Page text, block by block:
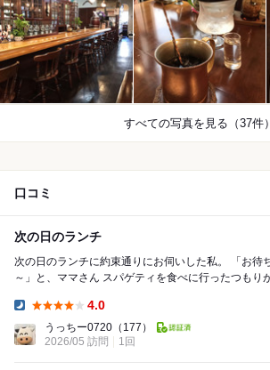
すべての写真を見る（37件）
口コミ
次の日のランチ
次の日のランチに約束通りにお伺いした私。 「お待ちしておりました
～」と、ママさん スパゲティを食べに行ったつもりが... ちょっと時間が
4.0
うっちー0720 （177）
2026/05 訪問
1回